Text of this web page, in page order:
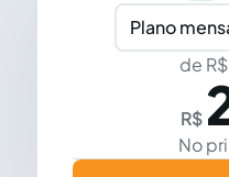
Plano
de R$
R$
No